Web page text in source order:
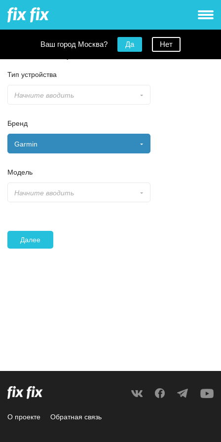
Ваш город Москва? Да Нет
Тип устройства
Начните вводить
Бренд
Garmin
Модель
Начните вводить
Далее
О проекте Обратная связь